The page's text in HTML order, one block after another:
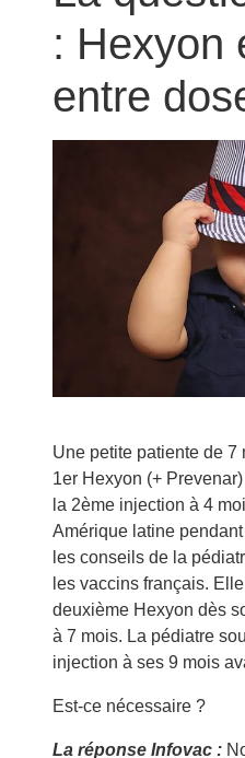
: Hexyon
entre
Une petite patiente de 7
1er Hexyon (+
la 2ème injection à 4
Amérique latine
les conseils de la
les vaccins français.
deuxième Hexyon dès
à 7 mois. La pédiatre
injection à ses 9 mois
Est-ce nécessaire ?
La réponse Infovac :